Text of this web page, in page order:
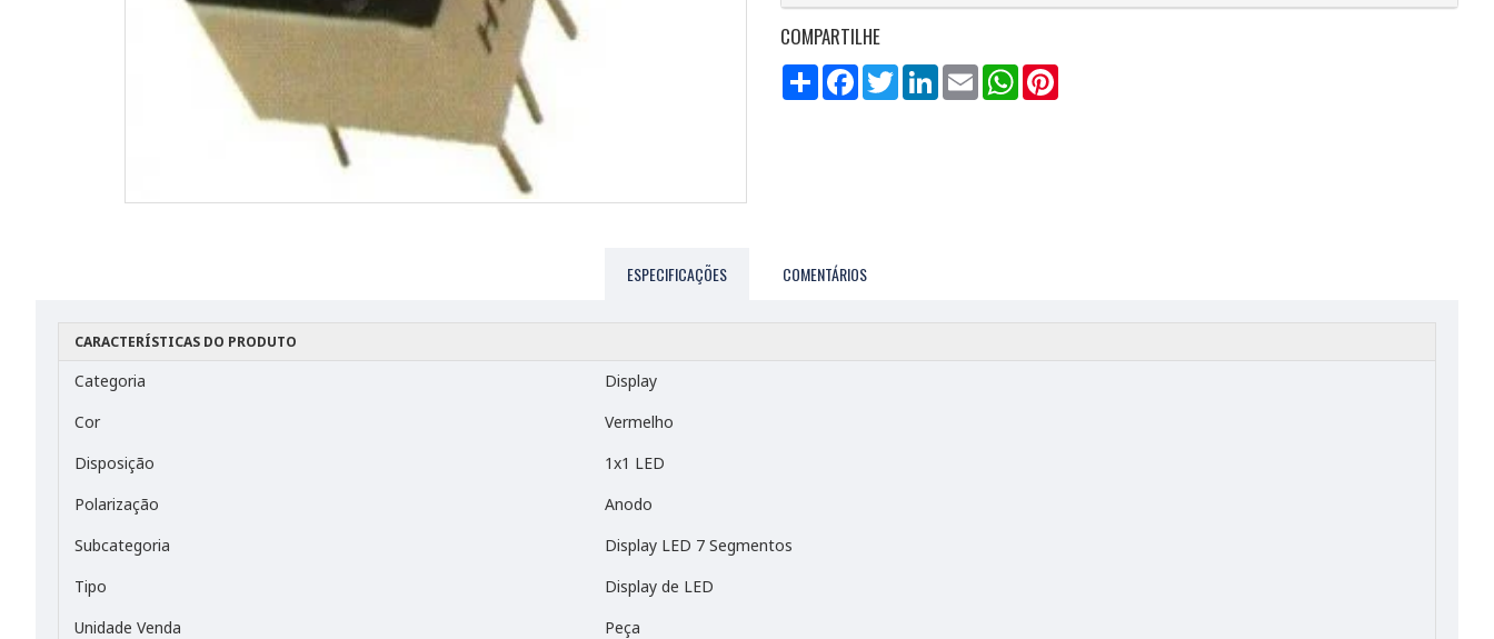
COMPARTILHE
Compartilhar
FacebookTwitterLinkedInEmail WhatsApp
ESPECIFICAÇÕES COMENTÁRIOS
CARACTERÍSTICAS DO PRODUTO
Categoria
Display
Cor
Vermelho
Disposição
1x1 LED
Polarização
Anodo
Subcategoria
Display LED 7 Segmentos
Tipo
Display de LED
Unidade Venda
Peça